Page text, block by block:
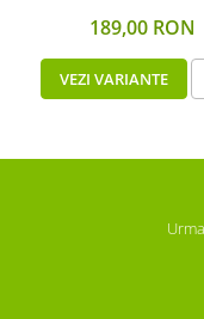
189,00 RON
VEZI VARIANTE